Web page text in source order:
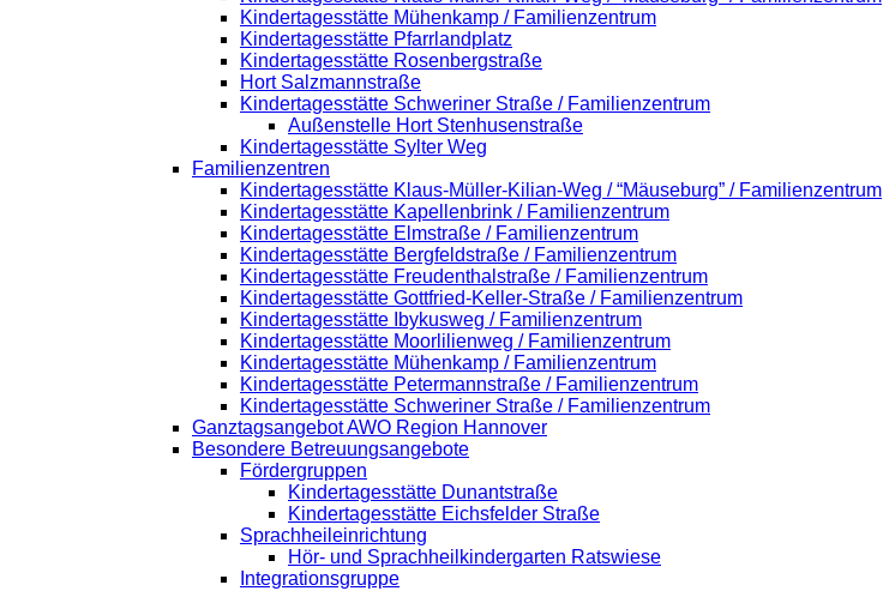
Kindertagesstätte Mühenkamp / Familienzentrum
Kindertagesstätte Pfarrlandplatz
Kindertagesstätte Rosenbergstraße
Hort Salzmannstraße
Kindertagesstätte Schweriner Straße / Familienzentrum
Außenstelle Hort Stenhusenstraße
Kindertagesstätte Sylter Weg
Familienzentren
Kindertagesstätte Klaus-Müller-Kilian-Weg / “Mäuseburg” / Familienzentrum
Kindertagesstätte Kapellenbrink / Familienzentrum
Kindertagesstätte Elmstraße / Familienzentrum
Kindertagesstätte Bergfeldstraße / Familienzentrum
Kindertagesstätte Freudenthalstraße / Familienzentrum
Kindertagesstätte Gottfried-Keller-Straße / Familienzentrum
Kindertagesstätte Ibykusweg / Familienzentrum
Kindertagesstätte Moorlilienweg / Familienzentrum
Kindertagesstätte Mühenkamp / Familienzentrum
Kindertagesstätte Petermannstraße / Familienzentrum
Kindertagesstätte Schweriner Straße / Familienzentrum
Ganztagsangebot AWO Region Hannover
Besondere Betreuungsangebote
Fördergruppen
Kindertagesstätte Dunantstraße
Kindertagesstätte Eichsfelder Straße
Sprachheileinrichtung
Hör- und Sprachheilkindergarten Ratswiese
Integrationsgruppe